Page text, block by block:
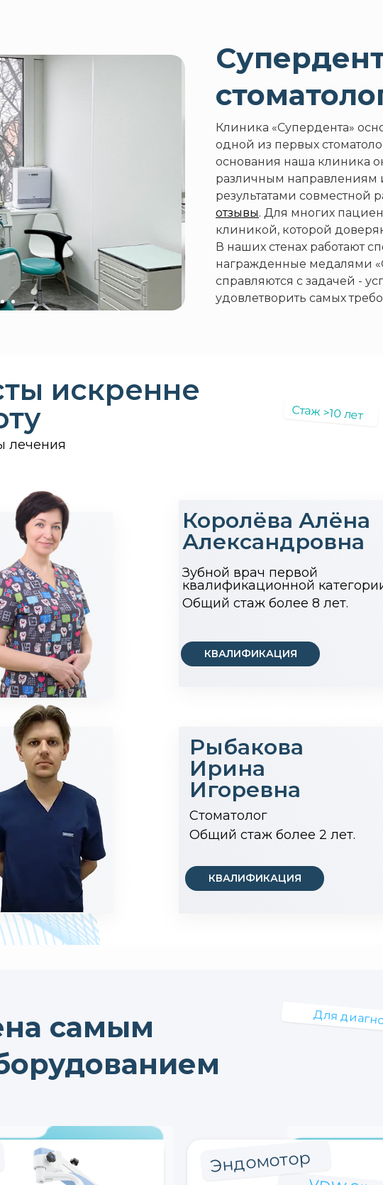
Клиника «Супердента»
одной из первых
основания наша клиника
различным направлениям
результатами совместной
отзывы. Для многих
клиникой, которой
В наших стенах работают
награжденные медалями
справляются с задачей -
удовлетворить самых
искренне
Стаж >10 лет
лечения
Рыбакова
Ирина
Игоревна
Стоматолог
Общий стаж более 2 лет.
КВАЛИФИКАЦИЯ
Королёва Алёна
Александровна
Зубной врач первой
квалификационной
Общий стаж более 8 лет.
КВАЛИФИКАЦИЯ
Эндомотор
самым
Для